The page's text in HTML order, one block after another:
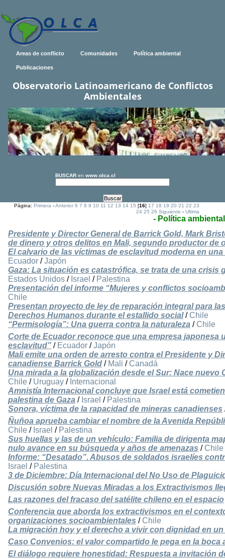
Areas de conflicto Comunidades Política ambiental
Publicaciones
Observatorio Latinoamericano de Conflictos
Ambientales
BUSCAR en www.olca.cl
Página:Primera -Anterior 6 7 8 9 10 11 12 13 14 15 [16]17 18 19 20 21 22 23
24 25 26 Siguiente -Ultima
- Política ambiental
Presidente y Director General de Barrick Gold, Mark
de dinero y otros delitos en Mali, segundo productor de
El calvario de las víctimas de esclavitud moderna en
Ecuador /Japón
Gaza: La situación es catastrófica, se trata de una crisis
Estados Unidos / Israel / Palestina
Presentación del informe “Mujeres y conflictos
Chile
Presentan proyecto de ley de reparación integral para
Derechos Humanos durante el estallido social/ Chile
“Permisología”: Una guerra contra la naturaleza / Chile
Corte de Ecuador reconoce que una empresa japonesa
esclavitud” / Ecuador /Japón
Mali emite una orden de arresto contra el Presidente y
canadiense Barrick Gold / Mali / Canadá
Una mirada a la globalización desde el Sur: Nace nuevo
Chile / Uruguay / Internacional
Amnistía Internacional concluye que Israel está
palestina de Gaza / Israel / Palestina
Sonora, víctima de la rapacidad de mineras canadienses
Ñuñoa aprueba cambiar el nombre de la Avenida
Chile / Israel / Palestina
Sus huellas y las de un vehículo: Familia de dirigenta
nulo avance en su búsqueda y años de amenazas / Chile
Informe: “Desatado”. Abusos de soldados israelíes
Israel / Palestina
3 de Diciembre: Día Internacional del No Uso de
Discusión sobre Nuevas Miradas a los Extractivismos
Las razones del fracaso del satélite chileno en el espacio
Conferencia que aborda los extractivismos en el
organizaciones socioambientales / Chile
La migración hoy y el derecho a vivir con dignidad en
Caso Convenios: el valor compartido le pega en la boca
El diálogo requiere honestidad: Respuesta a invitación